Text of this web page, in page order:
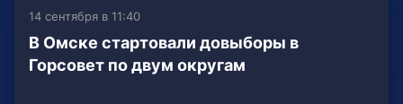
14 сентября в 11:40
В Омске стартовали довыборы в
Горсовет по двум округам